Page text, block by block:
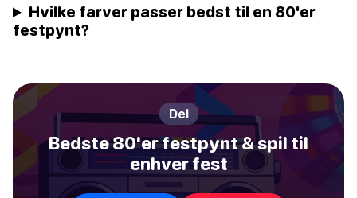
Hvilke farver passer bedst til en 80'er
festpynt?
Del
Bedste 80'er festpynt & spil til
enhver fest